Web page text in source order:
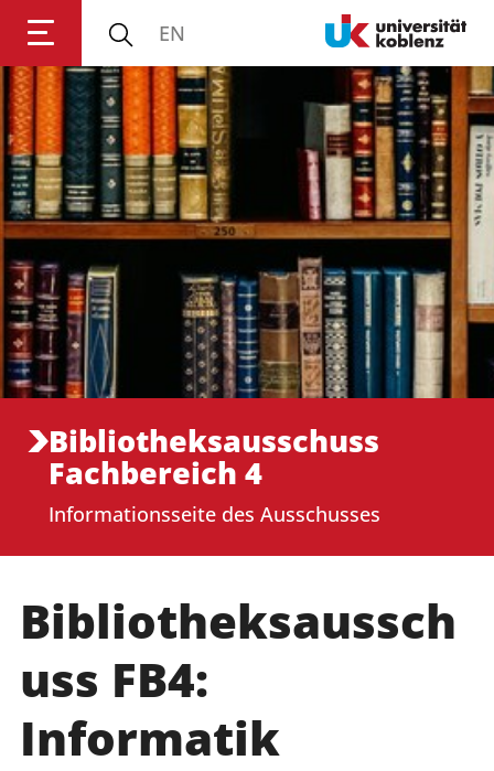
Anmelden Impressum Datenschutz
EN
Bibliotheksausschuss
Fachbereich 4
Informationsseite des Ausschusses
Bibliotheksaussch
uss FB4:
Informatik